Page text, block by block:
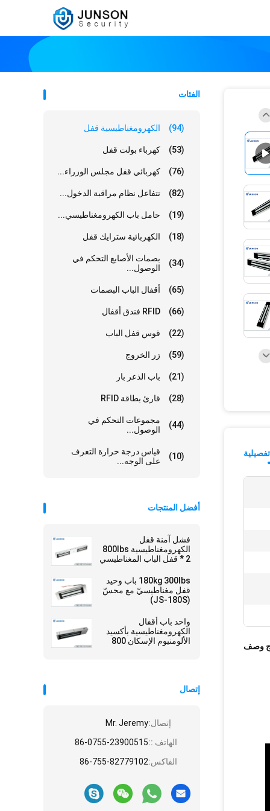
الفئات
الكهرومغناطيسية قفل (94)
كهرباء بولت قفل (53)
كهربائي قفل مجلس الوزراء... (76)
تتفاعل نظام مراقبة الدخول... (82)
حامل باب الكهرومغناطيسي... (19)
الكهربائية سترايك قفل (18)
بصمات الأصابع التحكم في
الوصول...
(34)
أقفال الباب البصمات (65)
RFID فندق أقفال (66)
قوس قفل الباب (22)
زر الخروج (59)
باب الذعر بار (21)
قارئ بطاقة RFID (28)
مجموعات التحكم في
الوصول...
(44)
قياس درجة حرارة التعرف
على الوجه...
(10)
أفضل المنتجات
فشل آمنة قفل
الكهرومغناطيسية 800lbs
* 2 قفل الباب المغناطيسي
جس-350D
180kg 300lbs باب وحيد
قفل مغناطيسيّ مع محسّ
(JS-180S)
واحد باب أقفال
الكهرومغناطيسية بأكسيد
الألومنيوم الإسكان 800
إتصال
إتصال:Mr. Jeremy
الهاتف ::86-0755-23900515
الفاكس:86-755-82779102
وصف